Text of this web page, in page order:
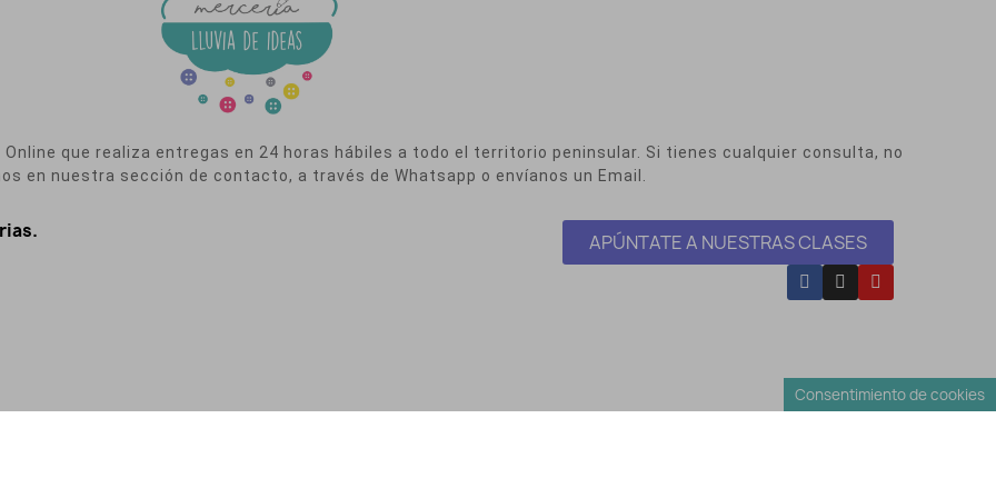
que realiza entregas en 24 horas hábiles a todo el territorio peninsular. Si tienes cualquier consulta, no
en nuestra sección de contacto, a través de Whatsapp o envíanos un Email.
APÚNTATE A NUESTRAS CLASES
Consentimiento de cookies